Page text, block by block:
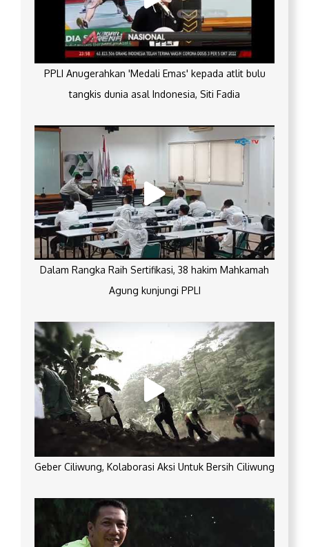
PPLI Anugerahkan 'Medali Emas' kepada atlit bulu
tangkis dunia asal Indonesia, Siti Fadia
Dalam Rangka Raih Sertifikasi, 38 hakim Mahkamah
Agung kunjungi PPLI
Geber Ciliwung, Kolaborasi Aksi Untuk Bersih Ciliwung